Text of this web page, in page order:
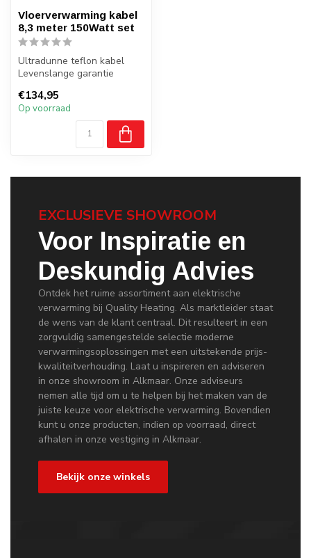
Vloerverwarming kabel
8,3 meter 150Watt set
Ultradunne teflon kabel
Levenslange garantie
€134,95
Op voorraad
EXCLUSIEVE SHOWROOM
Voor Inspiratie en
Deskundig Advies
Ontdek het ruime assortiment aan elektrische
verwarming bij Quality Heating. Als marktleider staat
de wens van de klant centraal. Dit resulteert in een
zorgvuldig samengestelde selectie moderne
verwarmingsoplossingen met een uitstekende prijs-
kwaliteitverhouding. Laat u inspireren en adviseren
in onze showroom in Alkmaar. Onze adviseurs
nemen alle tijd om u te helpen bij het maken van de
juiste keuze voor elektrische verwarming. Bovendien
kunt u onze producten, indien op voorraad, direct
afhalen in onze vestiging in Alkmaar.
Bekijk onze winkels